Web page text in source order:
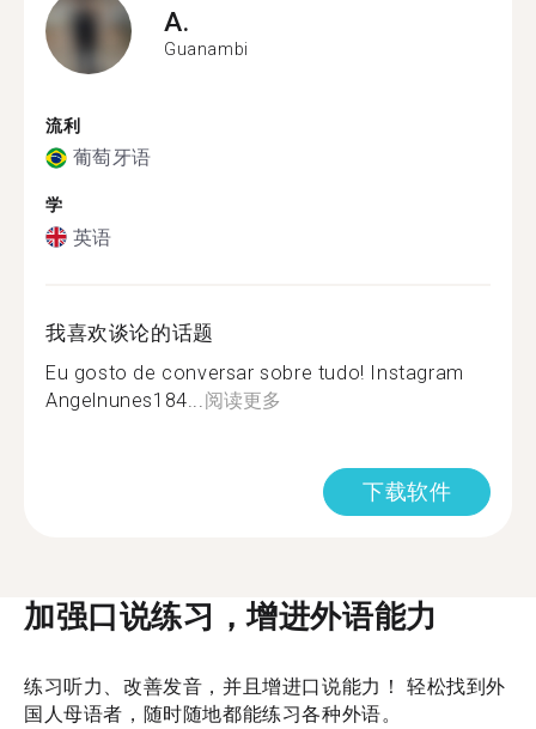
A.
Guanambi
流利
葡萄牙语
学
英语
我喜欢谈论的话题
Eu gosto de conversar sobre tudo! Instagram
Angelnunes184... 阅读更多
下载软件
加强口说练习，增进外语能力
练习听力、改善发音，并且增进口说能力！ 轻松找到外
国人母语者，随时随地都能练习各种外语。